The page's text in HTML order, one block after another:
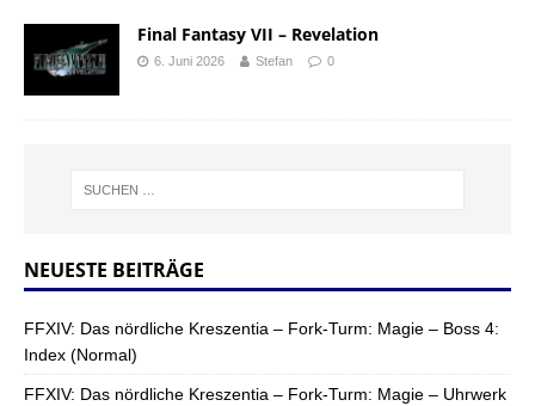
Final Fantasy VII – Revelation
6. Juni 2026 Stefan 0
NEUESTE BEITRÄGE
FFXIV: Das nördliche Kreszentia – Fork-Turm: Magie – Boss 4:
Index (Normal)
FFXIV: Das nördliche Kreszentia – Fork-Turm: Magie – Uhrwerk